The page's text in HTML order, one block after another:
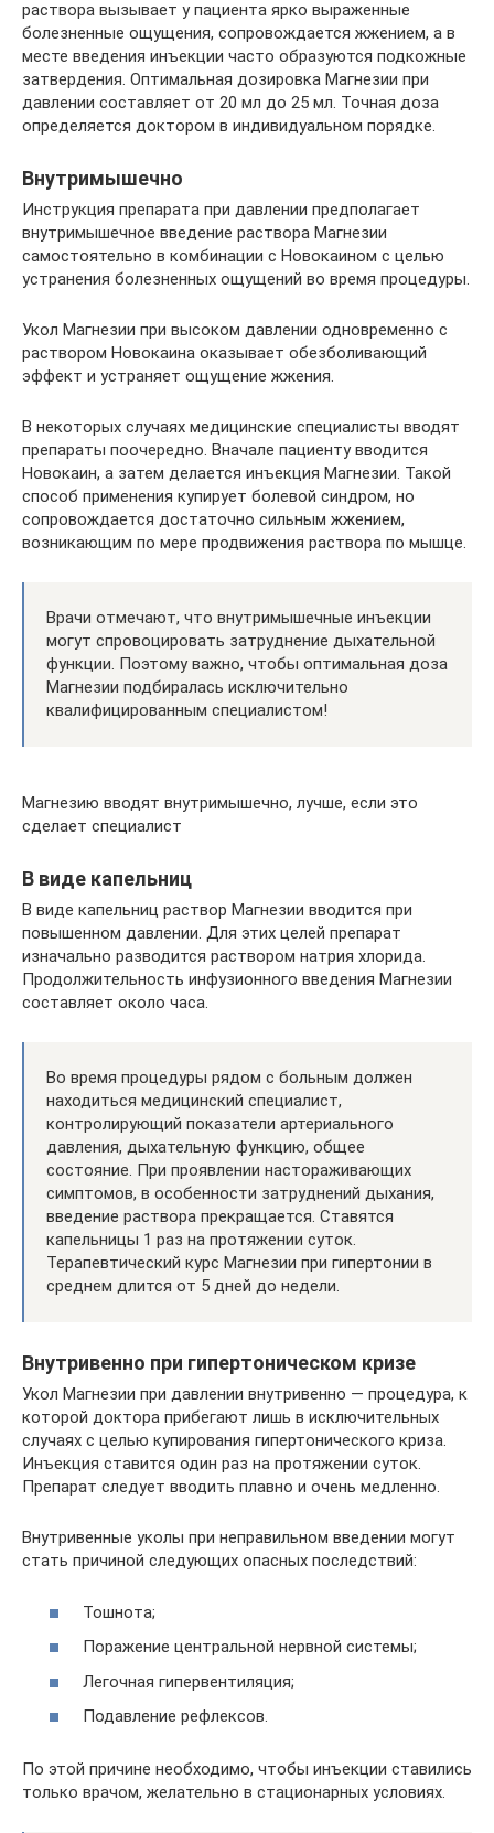
раствора вызывает у пациента ярко выраженные
болезненные ощущения, сопровождается жжением, а в
месте введения инъекции часто образуются подкожные
затвердения. Оптимальная дозировка Магнезии при
давлении составляет от 20 мл до 25 мл. Точная доза
определяется доктором в индивидуальном порядке.
Внутримышечно
Инструкция препарата при давлении предполагает
внутримышечное введение раствора Магнезии
самостоятельно в комбинации с Новокаином с целью
устранения болезненных ощущений во время процедуры.
Укол Магнезии при высоком давлении одновременно с
раствором Новокаина оказывает обезболивающий
эффект и устраняет ощущение жжения.
В некоторых случаях медицинские специалисты вводят
препараты поочередно. Вначале пациенту вводится
Новокаин, а затем делается инъекция Магнезии. Такой
способ применения купирует болевой синдром, но
сопровождается достаточно сильным жжением,
возникающим по мере продвижения раствора по мышце.
Врачи отмечают, что внутримышечные инъекции
могут спровоцировать затруднение дыхательной
функции. Поэтому важно, чтобы оптимальная доза
Магнезии подбиралась исключительно
квалифицированным специалистом!
Магнезию вводят внутримышечно, лучше, если это
сделает специалист
В виде капельниц
В виде капельниц раствор Магнезии вводится при
повышенном давлении. Для этих целей препарат
изначально разводится раствором натрия хлорида.
Продолжительность инфузионного введения Магнезии
составляет около часа.
Во время процедуры рядом с больным должен
находиться медицинский специалист,
контролирующий показатели артериального
давления, дыхательную функцию, общее
состояние. При проявлении настораживающих
симптомов, в особенности затруднений дыхания,
введение раствора прекращается. Ставятся
капельницы 1 раз на протяжении суток.
Терапевтический курс Магнезии при гипертонии в
среднем длится от 5 дней до недели.
Внутривенно при гипертоническом кризе
Укол Магнезии при давлении внутривенно — процедура, к
которой доктора прибегают лишь в исключительных
случаях с целью купирования гипертонического криза.
Инъекция ставится один раз на протяжении суток.
Препарат следует вводить плавно и очень медленно.
Внутривенные уколы при неправильном введении могут
стать причиной следующих опасных последствий:
Тошнота;
Поражение центральной нервной системы;
Легочная гипервентиляция;
Подавление рефлексов.
По этой причине необходимо, чтобы инъекции ставились
только врачом, желательно в стационарных условиях.